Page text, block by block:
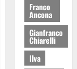
Franco
Ancona
Gianfranco
Chiarelli
Ilva